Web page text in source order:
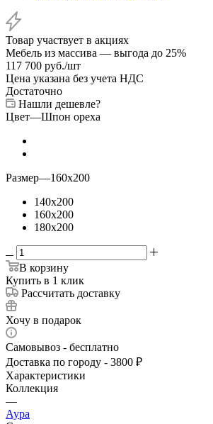
Товар участвует в акциях
Мебель из массива — выгода до 25%
117 700 руб./шт
Цена указана без учета НДС
Достаточно
Нашли дешевле?
Цвет—Шпон ореха
Размер—160x200
140x200
160x200
180x200
В корзину
Купить в 1 клик
Рассчитать доставку
Хочу в подарок
Самовывоз - бесплатно
Доставка по городу - 3800 ₽
Характеристики
Коллекция
—
Аура